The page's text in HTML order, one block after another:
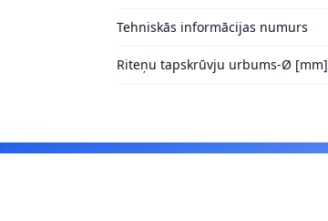
Tehniskās informācijas numurs
Riteņu tapskrūvju urbums-Ø [mm]